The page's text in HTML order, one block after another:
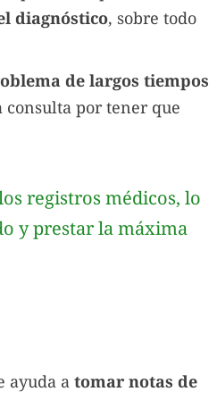
diagnóstico, sobre todo
de largos tiempos
por tener que
registros médicos, lo
y prestar la máxima
ayuda a tomar notas de